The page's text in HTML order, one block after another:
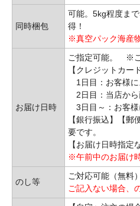
同時梱包
可能。5kg程度ま
得！
※真空パック海産
お届け日時
ご指定可能。 ※ご
【クレジットカー
1日目：お客様に
2日目：当店から
3日目～：お客様
【銀行振込】【
要です。
【お届け日時指
※午前中のお届け
のし等
ご対応可能（無料
ご記入ない場合、